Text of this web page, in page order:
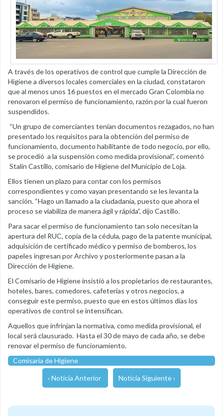
A través de los operativos de control que cumple la Dirección de
Higiene a diversos locales comerciales en la ciudad, constataron
que al menos unos 16 puestos en el mercado Gran Colombia no
renovaron el permiso de funcionamiento, razón por la cual fueron
suspendidos.
“Un grupo de comerciantes tenían documentos rezagados, no han
presentado los requisitos para la obtención del permiso de
funcionamiento, documento habilitante de todo negocio, por ello,
se procedió a la suspensión como medida provisional”, comentó
Stalin Castillo, comisario de Higiene del Municipio de Loja.
Ellos tienen un plazo para contar con los permisos
correspondientes y como vayan presentando se les levanta la
sanción. “Hago un llamado a la ciudadanía, puesto que ahora el
proceso se viabiliza de manera ágil y rápida”, dijo Castillo.
Para sacar el permiso de funcionamiento tan solo necesitan la
apertura del RUC, copia de la cédula, pago de la patente municipal,
adquisición de certificado médico y permiso de bomberos, los
papeles ingresan por Archivo y posteriormente pasan a la
Dirección de Higiene.
El Comisario de Higiene insistió a los propietarios de restaurantes,
hoteles, bares, comedores, cafeterías y otros negocios, a
conseguir este permiso, puesto que en estos últimos días los
operativos de control se intensifican.
Aquellos que infrinjan la normativa, como medida provisional, el
local será clausurado. Hasta el 30 de mayo de cada año, se debe
renovar el permiso de funcionamiento.
Comisaria de Higiene
‹ Noticia Anterior Noticia Siguiente ›